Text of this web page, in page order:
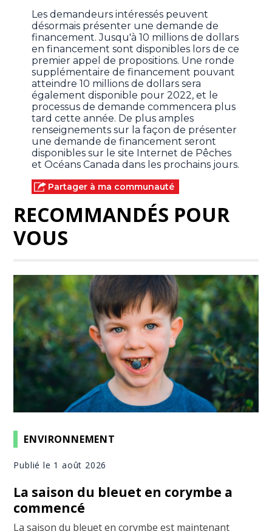
Les demandeurs intéressés peuvent
désormais présenter une demande de
financement. Jusqu'à 10 millions de dollars
en financement sont disponibles lors de ce
premier appel de propositions. Une ronde
supplémentaire de financement pouvant
atteindre 10 millions de dollars sera
également disponible pour 2022, et le
processus de demande commencera plus
tard cette année. De plus amples
renseignements sur la façon de présenter
une demande de financement seront
disponibles sur le site Internet de Pêches
et Océans Canada dans les prochains jours.
Partager à ma communauté
RECOMMANDÉS POUR
VOUS
ENVIRONNEMENT
Publié le 1 août 2026
La saison du bleuet en corymbe a
commencé
La saison du bleuet en corymbe est maintenant